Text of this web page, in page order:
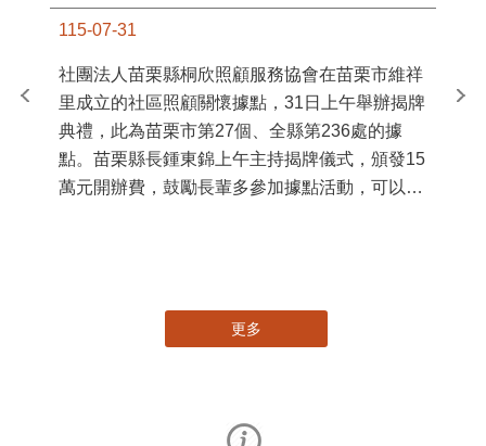
115-07-31
社團法人苗栗縣桐欣照顧服務協會在苗栗市維祥
里成立的社區照顧關懷據點，31日上午舉辦揭牌
典禮，此為苗栗市第27個、全縣第236處的據
點。苗栗縣長鍾東錦上午主持揭牌儀式，頒發15
萬元開辦費，鼓勵長輩多參加據點活動，可以更
苗
更多